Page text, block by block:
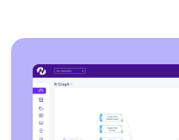
Image